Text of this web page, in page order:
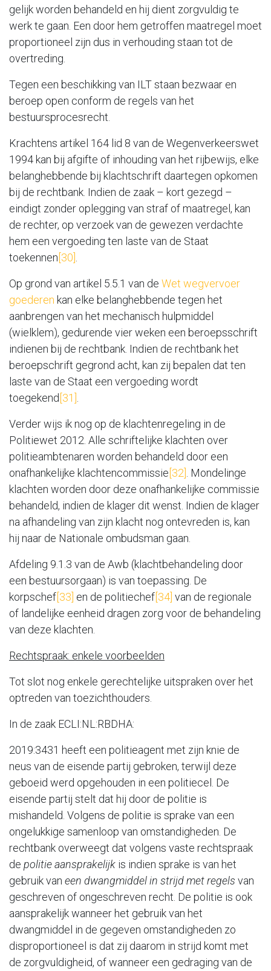
gelijk worden behandeld en hij dient zorgvuldig te
werk te gaan. Een door hem getroffen maatregel moet
proportioneel zijn dus in verhouding staan tot de
overtreding.
Tegen een beschikking van ILT staan bezwaar en
beroep open conform de regels van het
bestuursprocesrecht.
Krachtens artikel 164 lid 8 van de Wegenverkeerswet
1994 kan bij afgifte of inhouding van het rijbewijs, elke
belanghebbende bij klachtschrift daartegen opkomen
bij de rechtbank. Indien de zaak – kort gezegd –
eindigt zonder oplegging van straf of maatregel, kan
de rechter, op verzoek van de gewezen verdachte
hem een vergoeding ten laste van de Staat
toekennen [30]
Op grond van artikel 5.5.1 van de Wet wegvervoer
goederen kan elke belanghebbende tegen het
aanbrengen van het mechanisch hulpmiddel
(wielklem), gedurende vier weken een beroepsschrift
indienen bij de rechtbank. Indien de rechtbank het
beroepschrift gegrond acht, kan zij bepalen dat ten
laste van de Staat een vergoeding wordt
toegekend [31]
Verder wijs ik nog op de klachtenregeling in de
Politiewet 2012. Alle schriftelijke klachten over
politieambtenaren worden behandeld door een
onafhankelijke klachtencommissie [32]
. Mondelinge
klachten worden door deze onafhankelijke commissie
behandeld, indien de klager dit wenst. Indien de klager
na afhandeling van zijn klacht nog ontevreden is, kan
hij naar de Nationale ombudsman gaan.
Afdeling 9.1.3 van de Awb (klachtbehandeling door
een bestuursorgaan) is van toepassing. De
korpschef [33] en de politiechef [34] van de regionale
of landelijke eenheid dragen zorg voor de behandeling
van deze klachten.
Rechtspraak: enkele voorbeelden
Tot slot nog enkele gerechtelijke uitspraken over het
optreden van toezichthouders.
In de zaak ECLI:NL:RBDHA:
2019:3431 heeft een politieagent met zijn knie de
neus van de eisende partij gebroken, terwijl deze
geboeid werd opgehouden in een politiecel. De
eisende partij stelt dat hij door de politie is
mishandeld. Volgens de politie is sprake van een
ongelukkige samenloop van omstandigheden. De
rechtbank overweegt dat volgens vaste rechtspraak
de politie aansprakelijk is indien sprake is van het
gebruik van een dwangmiddel in strijd met regels van
geschreven of ongeschreven recht. De politie is ook
aansprakelijk wanneer het gebruik van het
dwangmiddel in de gegeven omstandigheden zo
disproportioneel is dat zij daarom in strijd komt met
de zorgvuldigheid, of wanneer een gedraging van de